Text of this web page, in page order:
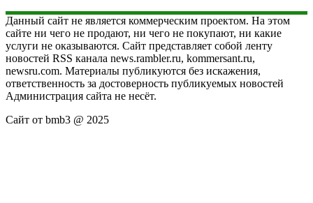
Данный сайт не является коммерческим проектом. На этом
сайте ни чего не продают, ни чего не покупают, ни какие
услуги не оказываются. Сайт представляет собой ленту
новостей RSS канала news.rambler.ru, kommersant.ru,
newsru.com. Материалы публикуются без искажения,
ответственность за достоверность публикуемых новостей
Администрация сайта не несёт.
Сайт от bmb3 @ 2025